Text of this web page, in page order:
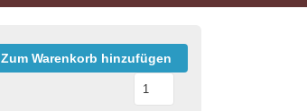
Zum Warenkorb hinzufügen